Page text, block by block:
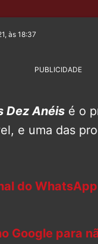
às 18:37
PUBLICIDADE
Dez Anéis é o
e uma das
do
Google para